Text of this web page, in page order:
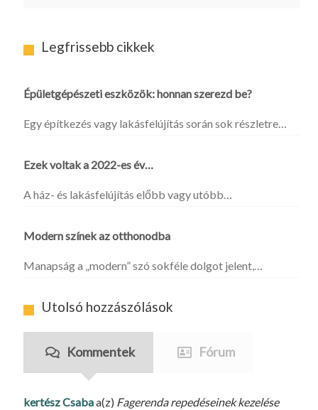
Legfrissebb cikkek
Épületgépészeti eszközök: honnan szerezd be?
Egy építkezés vagy lakásfelújítás során sok részletre…
Ezek voltak a 2022-es év…
A ház- és lakásfelújítás előbb vagy utóbb…
Modern színek az otthonodba
Manapság a „modern” szó sokféle dolgot jelent,…
Utolsó hozzászólások
Kommentek Fórum
kertész Csabaa(z) Fagerenda repedéseinek kezelése